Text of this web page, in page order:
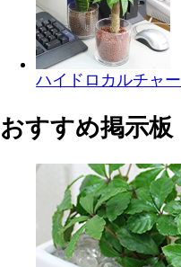
ハイドロカルチャー
おすすめ掲示板